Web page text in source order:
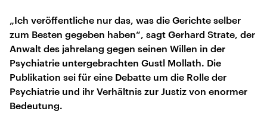
„Ich veröffentliche nur das, was die Gerichte selber
zum Besten gegeben haben“, sagt Gerhard Strate, der
Anwalt des jahrelang gegen seinen Willen in der
Psychiatrie untergebrachten Gustl Mollath. Die
Publikation sei für eine Debatte um die Rolle der
Psychiatrie und ihr Verhältnis zur Justiz von enormer
Bedeutung.